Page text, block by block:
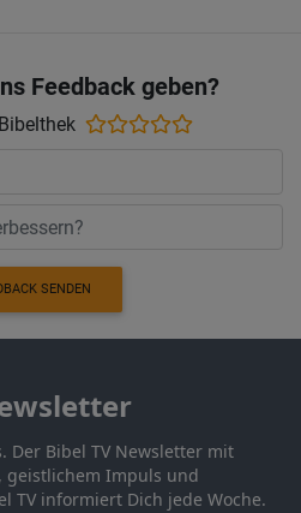
Feedback geben?
SENDEN
Der Bibel TV Newsletter mit
geistlichem Impuls und
TV informiert Dich jede Woche.